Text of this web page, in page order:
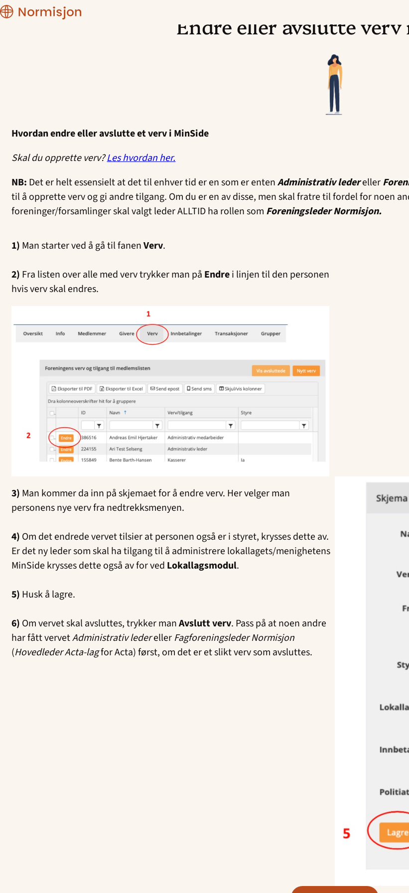
CRM
manual Endre eller avslutte verv
Hvordan endre eller avslutte et verv i MinSide
Skal du opprette verv?Les hvordan her.
NB: Det er helt essensielt at det til enhver tid er en som er entenAdministrativ ledereller
til å opprette verv og gi andre tilgang. Om du er en av disse, men skal fratre til fordel for noen
foreninger/forsamlinger skal valgt leder ALLTID ha rollen som Foreningsleder Normisjon.
1) Man starter ved å gå til fanenVerv.
2) Fra listen over alle med verv trykker man på Endrei linjen til den personen
hvis verv skal endres.
3) Man kommer da inn på skjemaet for å endre verv. Her velger man
personens nye verv fra nedtrekksmenyen.
4) Om det endrede vervet tilsier at personen også er i styret, krysses dette av.
Er det ny leder som skal ha tilgang til å administrere lokallagets/menighetens
MinSide krysses dette også av for ved Lokallagsmodul.
5) Husk å lagre.
6) Om vervet skal avsluttes, trykker manAvslutt verv. Pass på at noen andre
har fått vervetAdministrativ ledereller Fagforeningsleder Normisjon
(Hovedleder Acta-lagfor Acta) først, om det er et slikt verv som avsluttes.